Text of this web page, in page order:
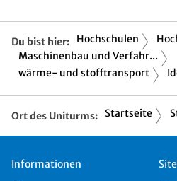
Du bist hier: Hochschulen
Maschinenbau und Verfahr...
wärme- und stofftransport
Ort des Uniturms: Startseite
Informationen